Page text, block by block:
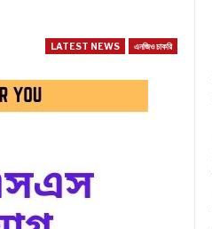
LATEST NEWS এনজিও চাকরি